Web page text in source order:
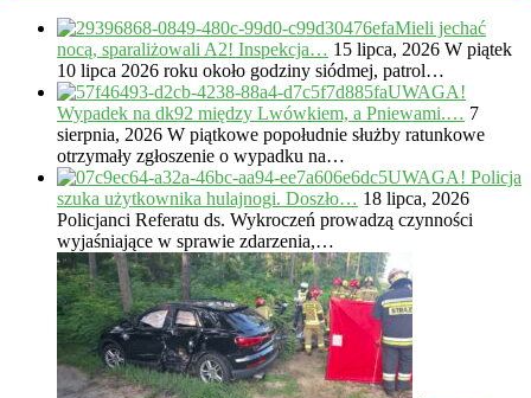
Mieli jechać
nocą, sparaliżowali A2! Inspekcja… 15 lipca, 2026 W piątek
10 lipca 2026 roku około godziny siódmej, patrol…
UWAGA!
Wypadek na dk92 między Lwówkiem, a Pniewami.… 7
sierpnia, 2026 W piątkowe popołudnie służby ratunkowe
otrzymały zgłoszenie o wypadku na…
UWAGA! Policja
szuka użytkownika hulajnogi. Doszło… 18 lipca, 2026
Policjanci Referatu ds. Wykroczeń prowadzą czynności
wyjaśniające w sprawie zdarzenia,…